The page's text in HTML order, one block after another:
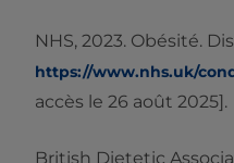
NHS, 2023. Obésité.
https://www.nhs.uk/
accès le 26 août 2025].
British Dietetic